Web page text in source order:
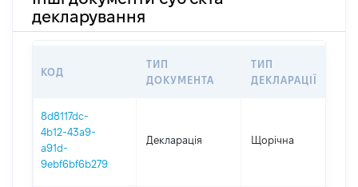
декларування
КОД
ТИП
ДОКУМЕНТА
ТИП
ДЕКЛАРАЦІЇ
8d8117dc-
4b12-43a9-
a91d-
9ebf6bf6b279
Декларація Щорічна